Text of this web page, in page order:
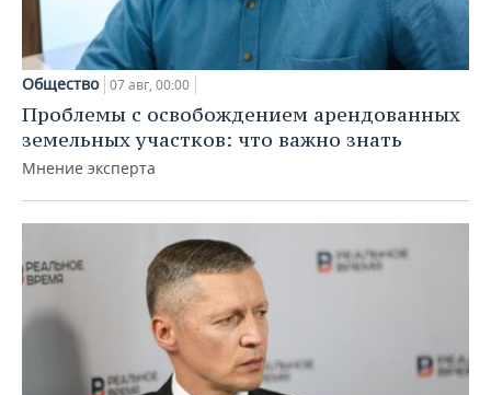
Общество 07 авг, 00:00
Проблемы с освобождением арендованных
земельных участков: что важно знать
Мнение эксперта